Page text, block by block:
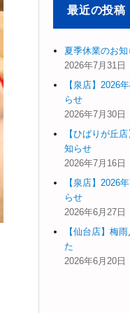
最近の投稿
夏季休業のお知
2026年7月31日
【泉店】2026
らせ
2026年7月30日
【ひばりが丘
知らせ
2026年7月16日
【泉店】2026
らせ
2026年6月27日
【仙台店】梅
た
2026年6月20日